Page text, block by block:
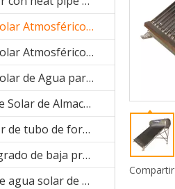
Calentador Solar Atmosférico (acero inoxidable compacto SPC)
Calentador Solar Atmosférico ( galvanizado compacto SPR)
Calentador Solar de Agua para Proyecto (SPCF)
Termotanque Solar de Almacenaje de agua
Colector solar de tubo de forma U (manifold SPU)
Sistema integrado de baja presión
Calentador de agua solar de acero galvanizado